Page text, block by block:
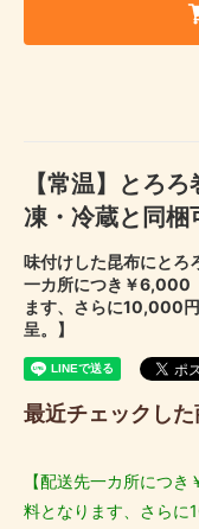
【常温】とろ
凍・冷蔵と同梱
味付けした昆布にとろ
一カ所につき￥6,000
ます、さらに10,000
呈。】
最近チェックし
【配送先一カ所につ
料となります、さらに